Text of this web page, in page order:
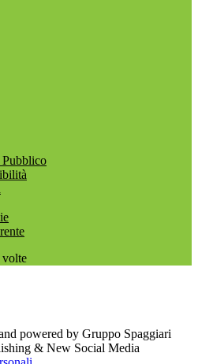
volte
powered by Gruppo Spaggiari
& New Social Media